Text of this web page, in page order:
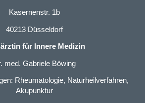
Kasernenstr. 1b
40213 Düsseldorf
für Innere Medizin
med. Gabriele Böwing
Rheumatologie, Naturheilverfahren,
Akupunktur